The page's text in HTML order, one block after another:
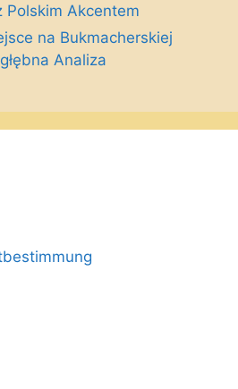
Polskim Akcentem
na Bukmacherskiej
Analiza